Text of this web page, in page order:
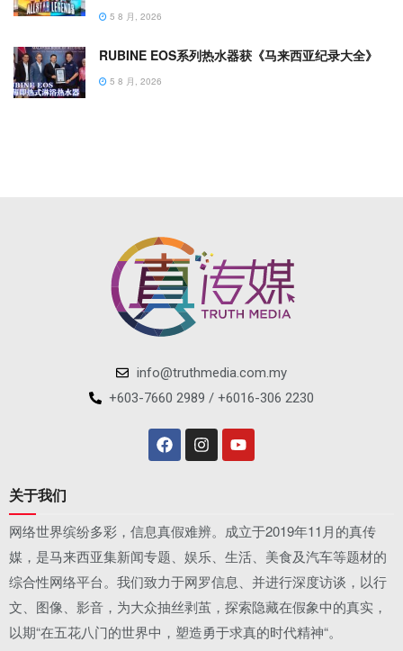
5 8 月, 2026
RUBINE EOS系列热水器获《马来西亚纪录大全》
5 8 月, 2026
info@truthmedia.com.my
+603-7660 2989 / +6016-306 2230
关于我们
网络世界缤纷多彩，信息真假难辨。成立于2019年11月的真传
媒，是马来西亚集新闻专题、娱乐、生活、美食及汽车等题材的
综合性网络平台。我们致力于网罗信息、并进行深度访谈，以行
文、图像、影音，为大众抽丝剥茧，探索隐藏在假象中的真实，
以期“在五花八门的世界中，塑造勇于求真的时代精神“。